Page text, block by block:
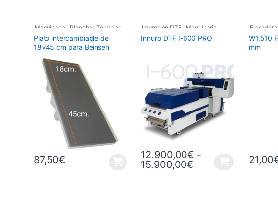
Maquinaria Planchas Térmicas
Recambios Planchas
Plato intercambiable de
18×45 cm para Beinsen
87,50€
Impresión DTF Maquinaria
Plotters de Impresión,
Innuro DTF I-600 PRO
12.900,00€ -
15.900,00€ Rango de
Este producto tiene múltiples variantes.
Fresas de
W1.510
mm
21,00